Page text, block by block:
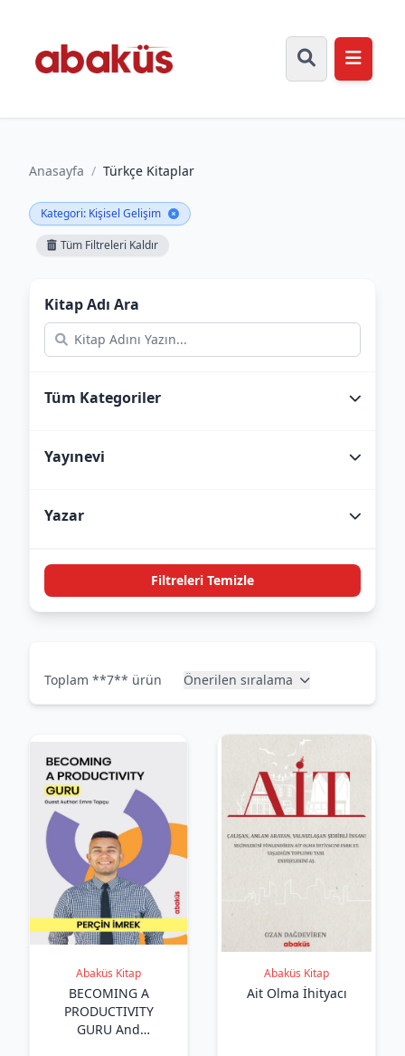
Anasayfa / Türkçe Kitaplar
Kategori: Kişisel Gelişim
Tüm Filtreleri Kaldır
Kitap Adı Ara
Tüm Kategoriler
Yayınevi
Yazar
Filtreleri Temizle
Toplam **7** ürün Önerilen sıralama
Abaküs Kitap
BECOMING A
PRODUCTIVITY
GURU And
Abaküs Kitap
Ait Olma İhityacı